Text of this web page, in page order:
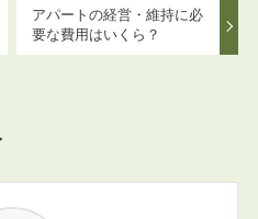
アパートの経営・維持に必
要な費用はいくら？